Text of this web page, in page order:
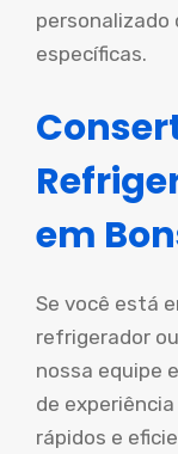
personalizado
específicas.
em
Se você está
refrigerador
nossa equipe
de
rápidos e